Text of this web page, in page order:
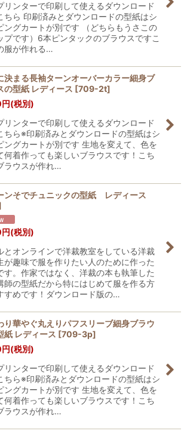
リンターで印刷して使えるダウンロード
ちら 印刷済みとダウンロードの型紙はシ
ングカートが別です （どちらもうさこの
プです）6本ピンタックのブラウスですこ
服が作れる…
決まる長袖ターンオーバーカラー細身ブ
の型紙 レディース [709-2t]
円(税別)
リンターで印刷して使えるダウンロード
ちら※印刷済みとダウンロードの型紙はシ
ングカートが別です 生地を変えて、色を
何着作っても楽しいブラウスです！こち
ラウスが作れ…
ンそでチュニックの型紙 レディース
円(税別)
とオンラインで洋裁教室をしている洋裁
が趣味で服を作りたい人のために作った
す。作家ではなく、洋裁の本も執筆した
師の型紙だから特にはじめて服を作る方
すめです！ダウンロード版の…
り華やぐ丸えりパフスリーブ細身ブラウ
紙 レディース [709-3p]
円(税別)
リンターで印刷して使えるダウンロード
ちら※印刷済みとダウンロードの型紙はシ
ングカートが別です 生地を変えて、色を
何着作っても楽しいブラウスです！こち
ラウスが作れ…